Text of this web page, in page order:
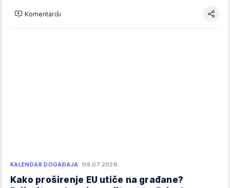
Komentariši
KALENDAR DOGAĐAJA 08.07.2026.
Kako proširenje EU utiče na građane?